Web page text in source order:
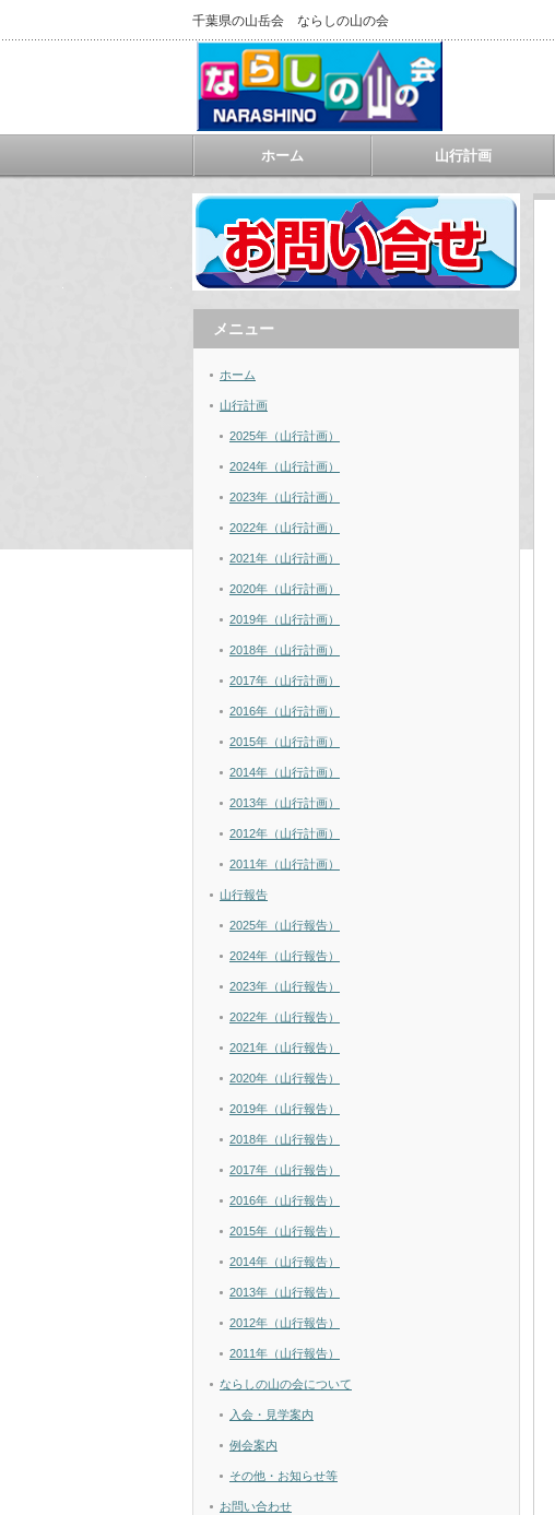
千葉県の山岳会 ならしの山の会
ホーム 山行計画
メニュー
ホーム
山行計画
2025年（山行計画）
2024年（山行計画）
2023年（山行計画）
2022年（山行計画）
2021年（山行計画）
2020年（山行計画）
2019年（山行計画）
2018年（山行計画）
2017年（山行計画）
2016年（山行計画）
2015年（山行計画）
2014年（山行計画）
2013年（山行計画）
2012年（山行計画）
2011年（山行計画）
山行報告
2025年（山行報告）
2024年（山行報告）
2023年（山行報告）
2022年（山行報告）
2021年（山行報告）
2020年（山行報告）
2019年（山行報告）
2018年（山行報告）
2017年（山行報告）
2016年（山行報告）
2015年（山行報告）
2014年（山行報告）
2013年（山行報告）
2012年（山行報告）
2011年（山行報告）
ならしの山の会について
入会・見学案内
例会案内
その他・お知らせ等
お問い合わせ